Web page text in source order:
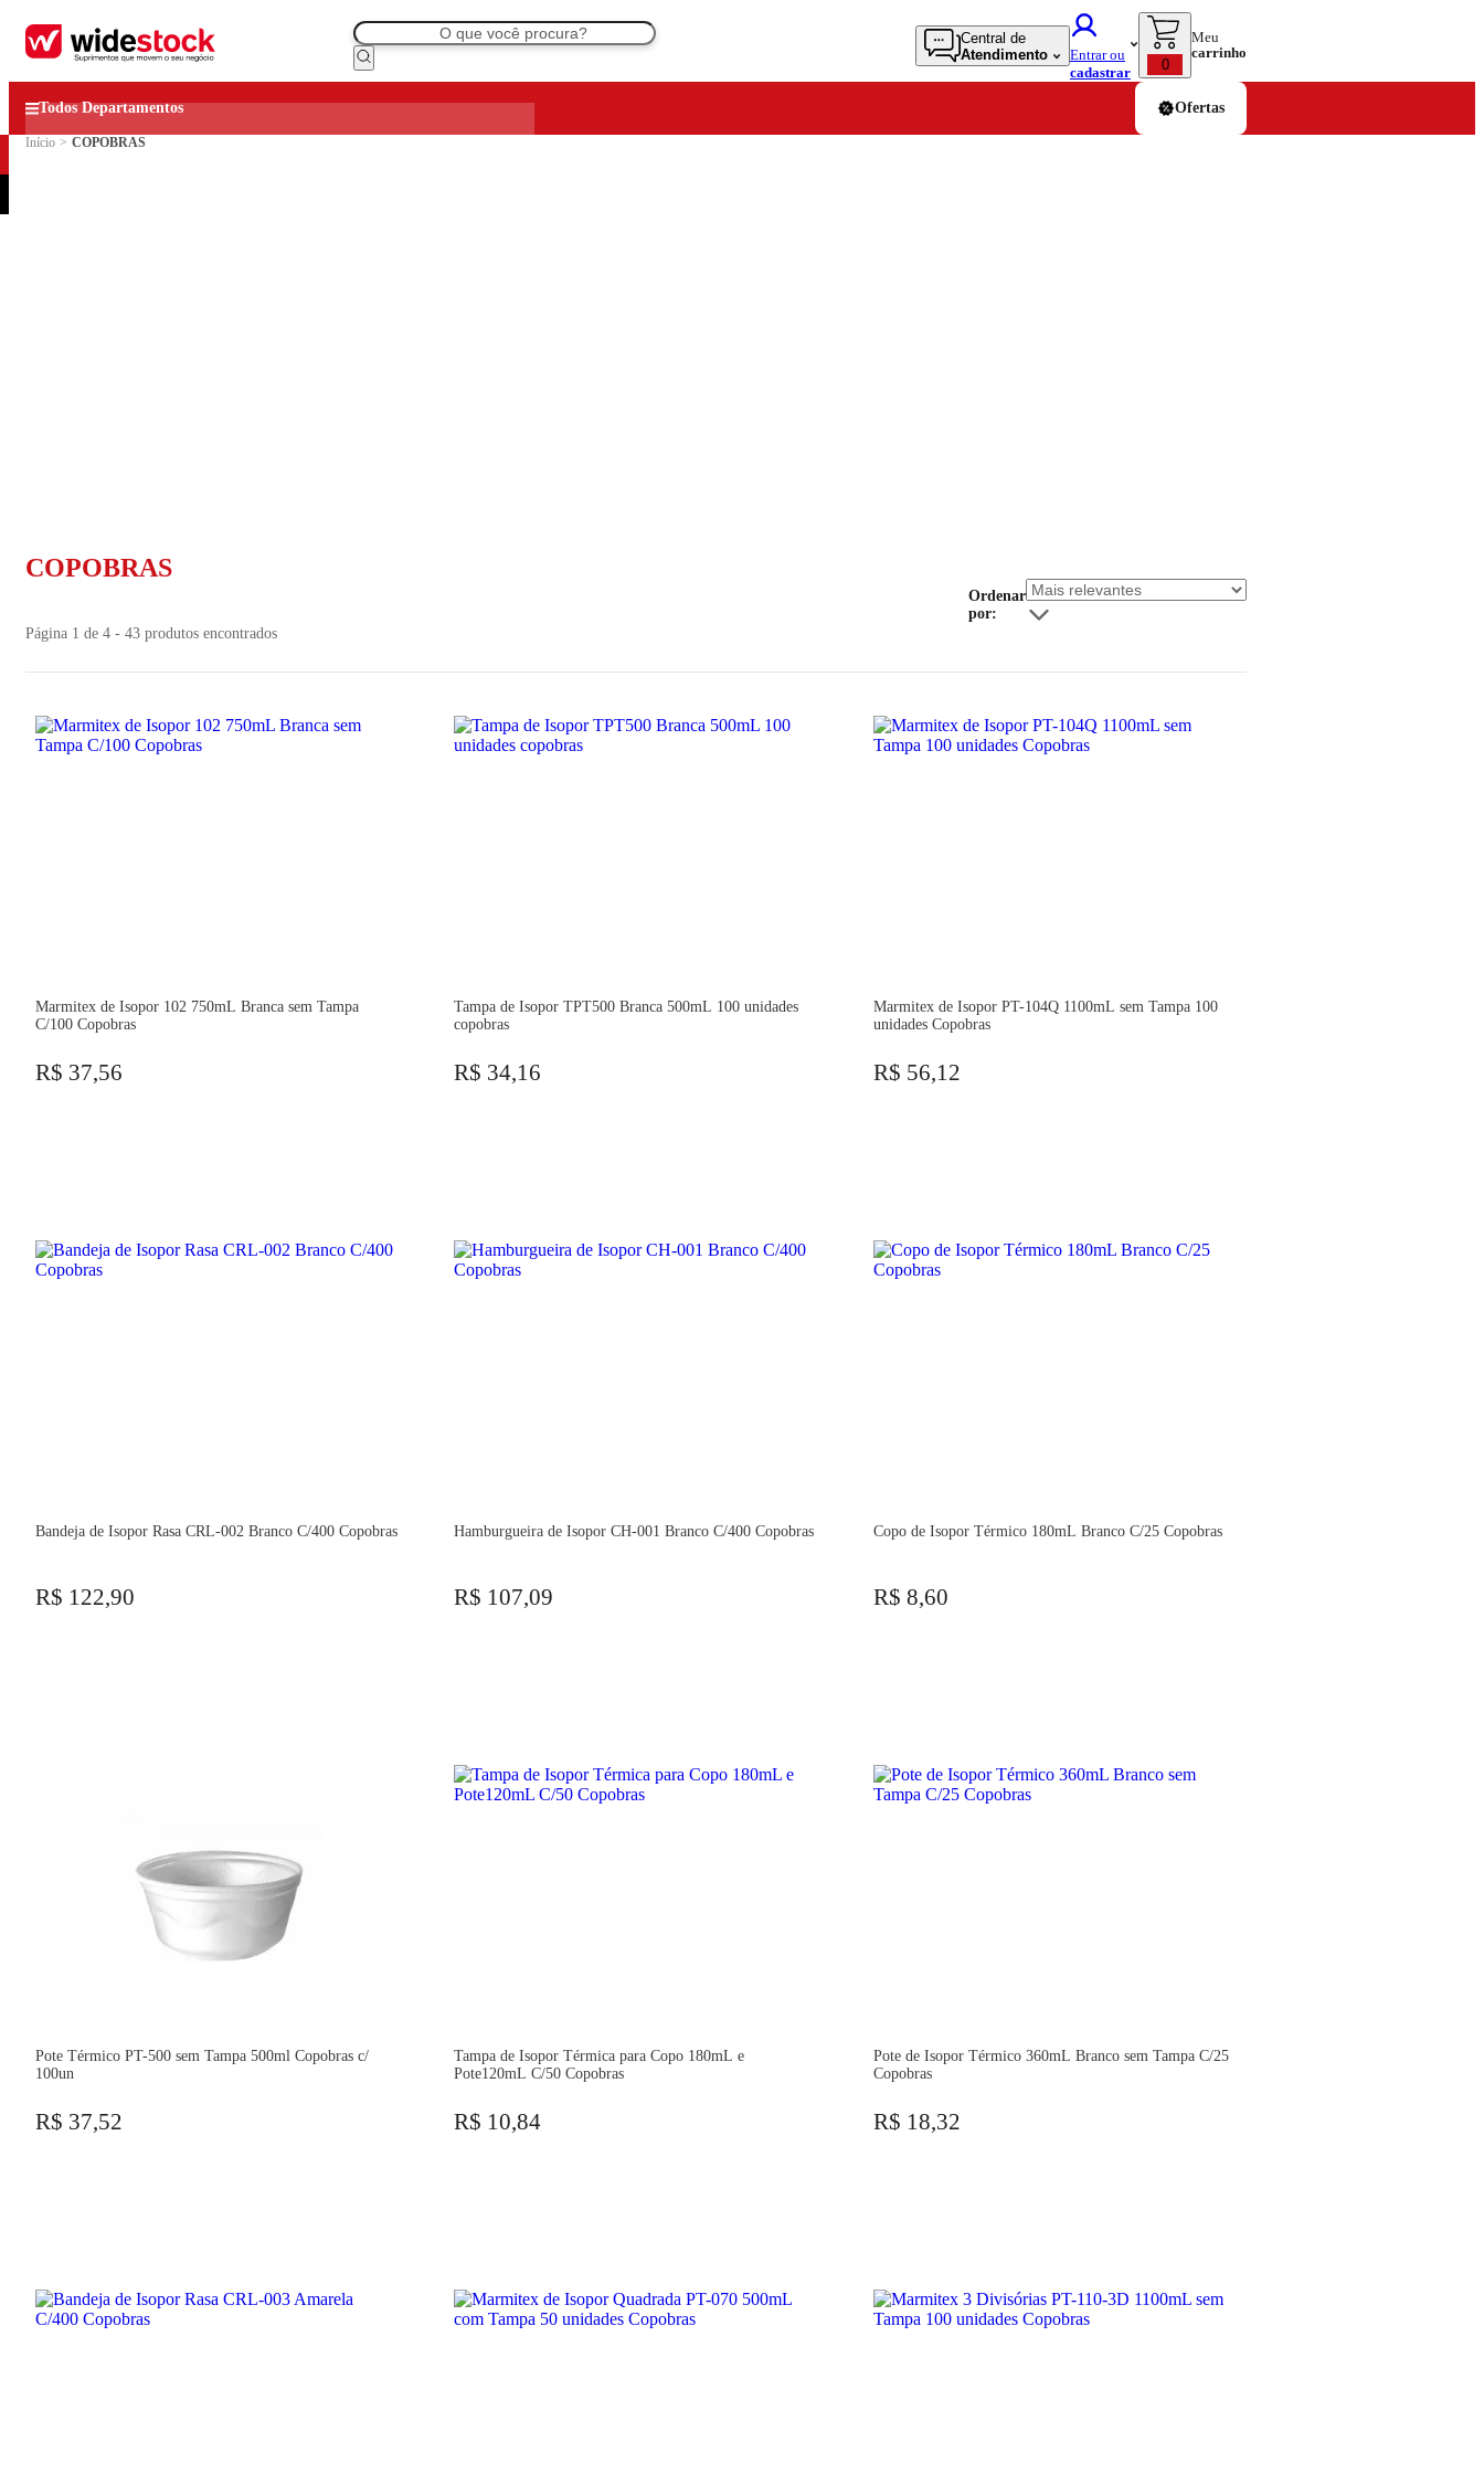
Central de
Atendimento
Entrar ou
cadastrar
0
Meu
carrinho
Todos Departamentos Ofertas
Início > COPOBRAS
COPOBRAS
Página 1 de 4 - 43 produtos encontrados
Ordenar
por:
Marmitex de Isopor 102 750mL Branca sem Tampa
C/100 Copobras
R$ 37,56
Tampa de Isopor TPT500 Branca 500mL 100 unidades
copobras
R$ 34,16
Marmitex de Isopor PT-104Q 1100mL sem Tampa 100
unidades Copobras
R$ 56,12
Bandeja de Isopor Rasa CRL-002 Branco C/400 Copobras
R$ 122,90
Hamburgueira de Isopor CH-001 Branco C/400 Copobras
R$ 107,09
Copo de Isopor Térmico 180mL Branco C/25 Copobras
R$ 8,60
Pote Térmico PT-500 sem Tampa 500ml Copobras c/
100un
R$ 37,52
Tampa de Isopor Térmica para Copo 180mL e
Pote120mL C/50 Copobras
R$ 10,84
Pote de Isopor Térmico 360mL Branco sem Tampa C/25
Copobras
R$ 18,32